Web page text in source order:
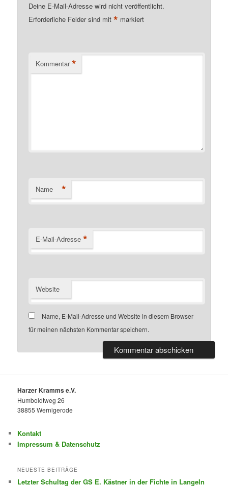
Deine E-Mail-Adresse wird nicht veröffentlicht.
Erforderliche Felder sind mit* markiert
Kommentar *
Name *
E-Mail-Adresse *
Website
Name, E-Mail-Adresse und Website in diesem Browser
für meinen nächsten Kommentar speichern.
Harzer Kramms e.V.
Humboldtweg 26
38855 Wernigerode
Kontakt
Impressum & Datenschutz
NEUESTE BEITRÄGE
Letzter Schultag der GS E. Kästner in der Fichte in Langeln